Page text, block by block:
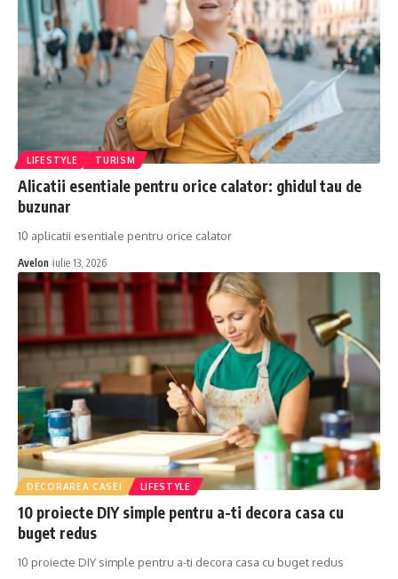
LIFESTYLE TURISM
Alicatii esentiale pentru orice calator: ghidul tau de
buzunar
10 aplicatii esentiale pentru orice calator
Avelon iulie 13, 2026
DECORAREA CASEI LIFESTYLE
10 proiecte DIY simple pentru a-ti decora casa cu
buget redus
10 proiecte DIY simple pentru a-ti decora casa cu buget redus